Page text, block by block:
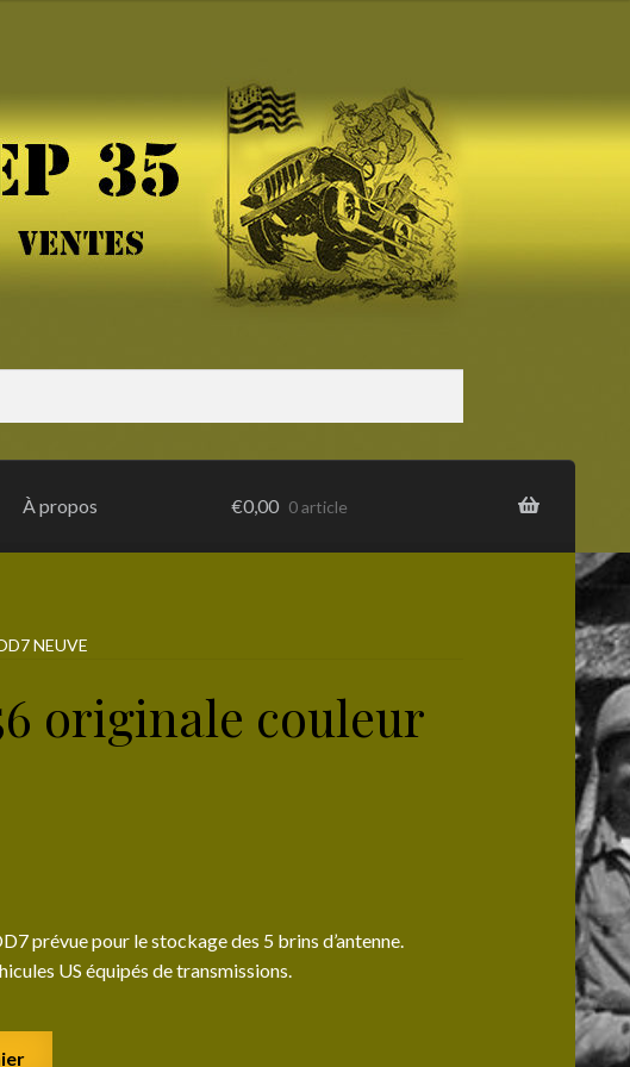
À propos €0,00 0 article
NEUVE
originale couleur
prévue pour le stockage des 5 brins d’antenne.
US équipés de transmissions.